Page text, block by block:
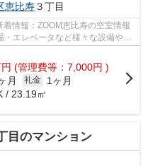
恵比寿３丁目
情報：ZOOM恵比寿の空室情報
エレベータなど様々な設備やサ
円 (管理費等：7,000円 )
月 礼金
1ヶ月
/ 23.19㎡
目のマンション